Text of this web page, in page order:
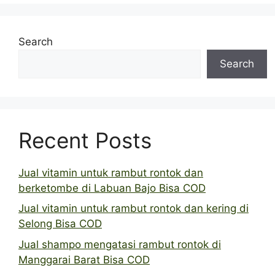
Search
Search
Recent Posts
Jual vitamin untuk rambut rontok dan
berketombe di Labuan Bajo Bisa COD
Jual vitamin untuk rambut rontok dan kering di
Selong Bisa COD
Jual shampo mengatasi rambut rontok di
Manggarai Barat Bisa COD